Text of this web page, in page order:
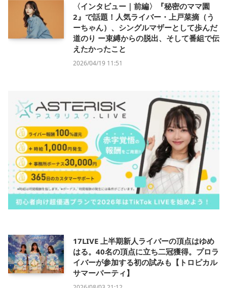
〈インタビュー｜前編〉『秘密のママ園
2』で話題！人気ライバー・上戸菜摘（う
ーちゃん）、シングルマザーとして歩んだ
道のり ー束縛からの脱出、そして番組で伝
えたかったこと
2026/04/19 11:51
17LIVE 上半期新人ライバーの頂点はゆめ
はる。40名の頂点に立ち二冠獲得。プロラ
イバーが参加する初の試みも【トロピカル
サマーパーティ】